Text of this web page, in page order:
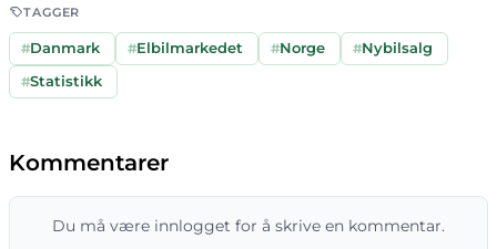
TAGGER
#Danmark #Elbilmarkedet #Norge #Nybilsalg
#Statistikk
Kommentarer
Du må være innlogget for å skrive en kommentar.